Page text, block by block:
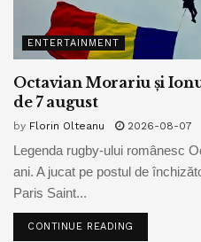
ENTERTAINMENT
Octavian Morariu și
de 7 august
by Florin Olteanu 2026-08-07
Legenda rugby-ului românesc
ani. A jucat pe postul de
Paris Saint...
CONTINUE READING